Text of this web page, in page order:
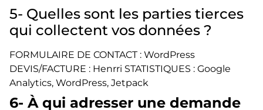
5- Quelles sont les parties tierces
qui collectent vos données ?
FORMULAIRE DE CONTACT : WordPress
DEVIS/FACTURE : Henrri STATISTIQUES : Google
Analytics, WordPress, Jetpack
6- À qui adresser une demande